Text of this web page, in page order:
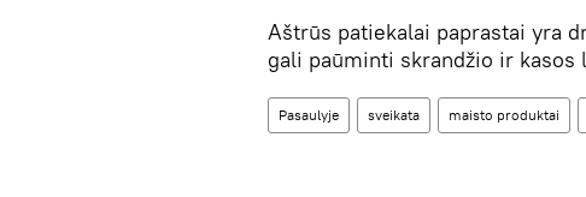
Aštrūs patiekalai paprastai yra
gali paūminti skrandžio ir
Pasaulyje sveikata maisto produktai